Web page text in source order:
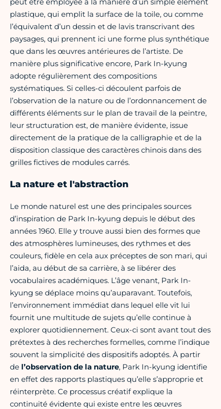
plastique, qui emplit la surface de la toile, ou comme
l’équivalent d’un dessin et de lavis transcrivant des
paysages, qui prennent ici une forme plus synthétique
que dans les œuvres antérieures de l’artiste. De
manière plus significative encore, Park In-kyung
adopte régulièrement des compositions
systématiques. Si celles-ci découlent parfois de
l’observation de la nature ou de l’ordonnancement de
différents éléments sur le plan de travail de la peintre,
leur structuration est, de manière évidente, issue
directement de la pratique de la calligraphie et de la
disposition classique des caractères chinois dans des
grilles fictives de modules carrés.
La nature et l'abstraction
Le monde naturel est une des principales sources
d’inspiration de Park In-kyung depuis le début des
années 1960. Elle y trouve aussi bien des formes que
des atmosphères lumineuses, des rythmes et des
couleurs, fidèle en cela aux préceptes de son mari, qui
l’aida, au début de sa carrière, à se libérer des
vocabulaires académiques. L’âge venant, Park In-
kyung se déplace moins qu’auparavant. Toutefois,
l’environnement immédiat dans lequel elle vit lui
fournit une multitude de sujets qu’elle continue à
explorer quotidiennement. Ceux-ci sont avant tout des
prétextes à des recherches formelles, comme l’indique
souvent la simplicité des dispositifs adoptés. À partir
de l’observation de la nature, Park In-kyung identifie
en effet des rapports plastiques qu’elle s’approprie et
réinterprète. Ce processus créatif explique la
continuité évidente qui existe entre les œuvres